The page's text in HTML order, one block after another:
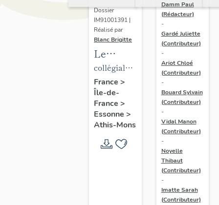
Dossier
IM91001391 |
Réalisé par
Blanc Brigitte
Le
mobilier
de la
collégiale
de
chanoines
de la
congrégation
collégiale
de
chanoines
de la
congrégation
de Saint-
Victor,
France >
Île-de-
France >
Essonne >
Athis-Mons
Damm Paul
(Rédacteur)
-
Gardé Juliette
(Contributeur)
-
Ariot Chloé
(Contributeur)
-
Bouard Sylvain
(Contributeur)
-
Vidal Manon
(Contributeur)
-
Noyelle
Thibaut
(Contributeur)
-
Imatte Sarah
(Contributeur)